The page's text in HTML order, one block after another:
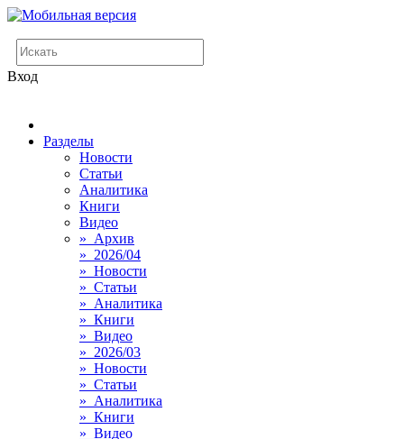
Вход
Разделы
Новости
Статьи
Аналитика
Книги
Видео
» Архив
» 2026/04
» Новости
» Статьи
» Аналитика
» Книги
» Видео
» 2026/03
» Новости
» Статьи
» Аналитика
» Книги
» Видео